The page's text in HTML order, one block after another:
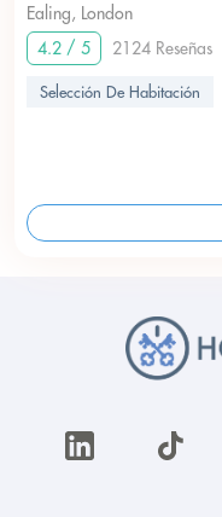
Ealing, London
4.2 / 5
2124 Reseñas
Selección De Habitación